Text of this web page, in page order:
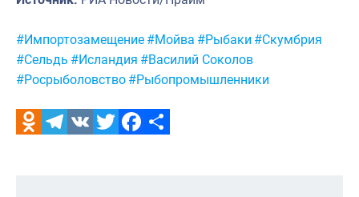
Метки:
#Импортозамещение #Мойва #Рыбаки #Скумбрия
#Сельдь #Исландия #Василий Соколов
#Росрыболовство #Рыбопромышленники